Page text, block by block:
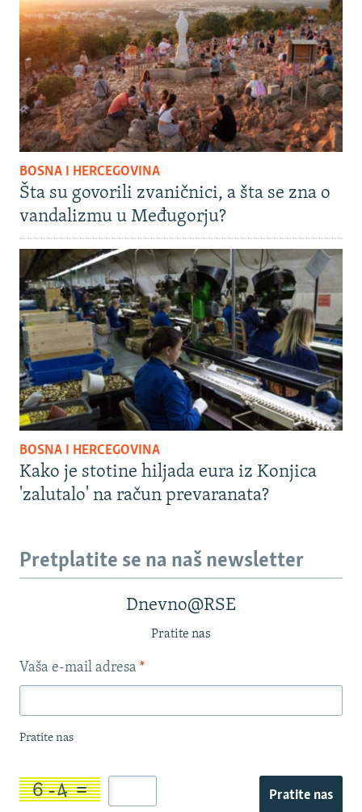
BOSNA I HERCEGOVINA
Šta su govorili zvaničnici, a šta se zna o
vandalizmu u Međugorju?
BOSNA I HERCEGOVINA
Kako je stotine hiljada eura iz Konjica
'zalutalo' na račun prevaranata?
Pretplatite se na naš newsletter
Dnevno@RSE
Pratite nas
Vaša e-mail adresa *
Pratite nas
Pratite nas